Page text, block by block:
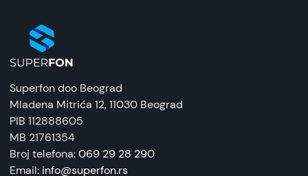
Superfon doo Beograd
Mladena Mitrića 12, 11030 Beograd
PIB 112888605
MB 21761354
Broj telefona:069 29 28 290
Email: info@superfon.rs